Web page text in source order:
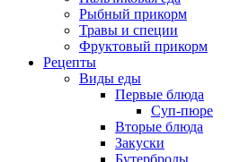
Рыбный прикорм
Травы и специи
Фруктовый прикорм
Рецепты
Виды еды
Первые блюда
Суп-пюре
Вторые блюда
Закуски
Бутерброды